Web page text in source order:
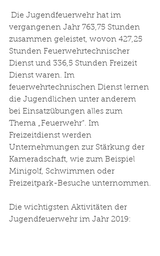
vergangenen Jahr 763,75 Stunden
zusammen geleistet, wovon 427,25
Stunden Feuerwehrtechnischer
Dienst und 336,5 Stunden Freizeit
Dienst waren. Im
feuerwehrtechnischen Dienst lernen
die Jugendlichen unter anderem
bei Einsatzübungen alles zum
Thema „Feuerwehr“. Im
Freizeitdienst werden
Unternehmungen zur Stärkung der
Kameradschaft, wie zum Beispiel
Minigolf, Schwimmen oder
Freizeitpark-Besuche unternommen.
Die wichtigsten Aktivitäten der
Jugendfeuerwehr im Jahr 2019: